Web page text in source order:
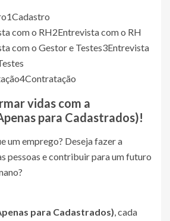
1Cadastro
com o RH2Entrevista com o RH
com o Gestor e Testes3Entrevista
4Contratação
vidas com a
para Cadastrados)!
um emprego? Deseja fazer a
pessoas e contribuir para um futuro
para Cadastrados), cada